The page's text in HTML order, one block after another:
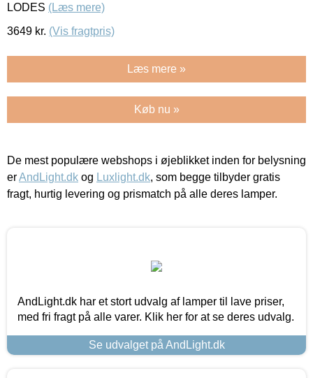
LODES (Læs mere)
3649 kr. (Vis fragtpris)
Læs mere »
Køb nu »
De mest populære webshops i øjeblikket inden for belysning
erAndLight.dk og Luxlight.dk, som begge tilbyder gratis
fragt, hurtig levering og prismatch på alle deres lamper.
AndLight.dk har et stort udvalg af lamper til lave priser,
med fri fragt på alle varer. Klik her for at se deres udvalg.
Se udvalget på AndLight.dk